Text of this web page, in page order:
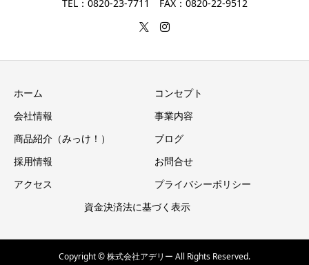
TEL：0820-23-7711 FAX：0820-22-9512
ホーム
コンセプト
会社情報
事業内容
商品紹介（みっけ！）
ブログ
採用情報
お問合せ
アクセス
プライバシーポリシー
資金決済法に基づく表示
Copyright © 株式会社アデリー All Rights Reserved.